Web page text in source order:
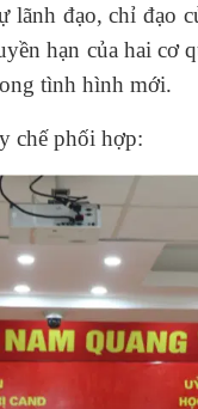
lãnh đạo, chỉ đạo
hạn của hai cơ
tình hình mới.
chế phối hợp: